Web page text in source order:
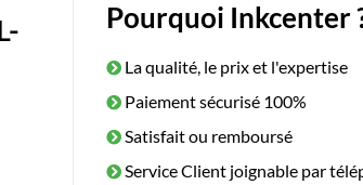
Pourquoi Inkcenter
La qualité, le prix et l'expertise
Paiement sécurisé 100%
Satisfait ou remboursé
Service Client joignable par